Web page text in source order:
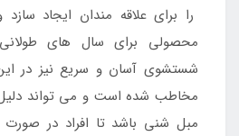
را برای علاقه مندان ایجاد سازد
محصولی برای سال های
شستشوی آسان و سریع نیز در
مخاطب شده است و می تواند
مبل شنی باشد تا افراد در صورت